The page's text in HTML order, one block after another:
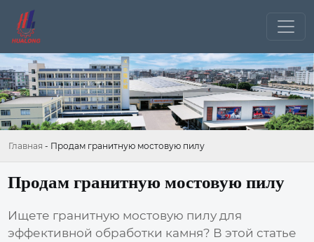
Главная - Продам гранитную мостовую пилу
Продам гранитную мостовую пилу
Ищете гранитную мостовую пилу для
эффективной обработки камня? В этой статье